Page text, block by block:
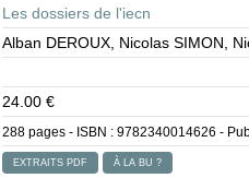
Les dossiers de l'iecn
Alban DEROUX, Nicolas SIMON,
24.00 €
288 pages - ISBN : 9782340014626 -
EXTRAITS PDF À LA BU ?